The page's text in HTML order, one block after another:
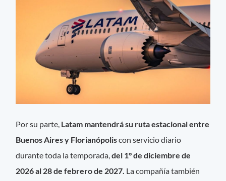
Por su parte, Latam mantendrá su ruta estacional entre
Buenos Aires y Florianópoliscon servicio diario
durante toda la temporada,del 1° de diciembre de
2026 al 28 de febrero de 2027. La compañía también